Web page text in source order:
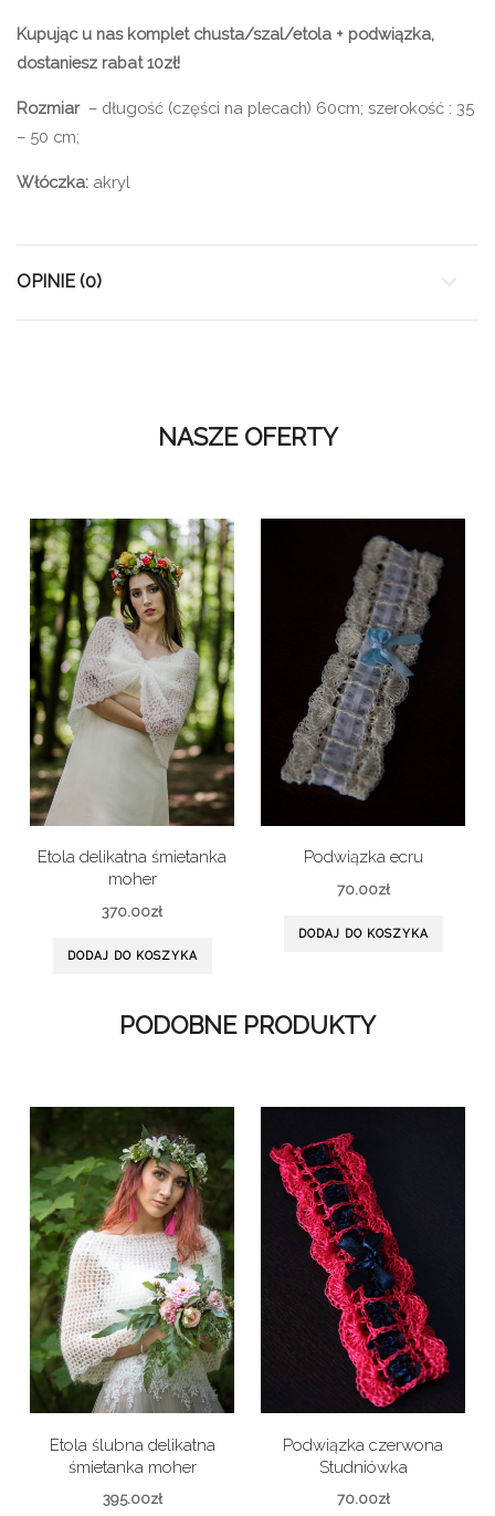
Kupując u nas komplet chusta/szal/etola + podwiązka,
dostaniesz rabat 10zł!
Rozmiar – długość (części na plecach) 60cm; szerokość : 35
– 50 cm;
Włóczka: akryl
OPINIE (0)
NASZE OFERTY
Etola delikatna śmietanka
moher
370.00zł
DODAJ DO KOSZYKA
Podwiązka ecru
70.00zł
DODAJ DO KOSZYKA
PODOBNE PRODUKTY
Etola ślubna delikatna
śmietanka moher
395.00zł
Podwiązka czerwona
Studniówka
70.00zł